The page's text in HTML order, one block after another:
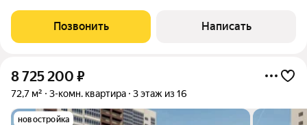
расположения на 10 этаже и восточной стороны. -в квартире
полностью заменена электропроводка, - заменены
Позвонить Написать
8 725 200 ₽
72,7 м² 3-комн. квартира 3 этаж из 16
новостройка